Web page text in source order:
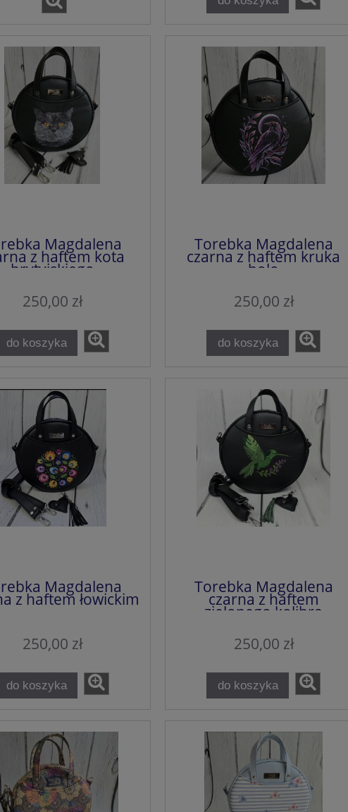
Magdalena
z haftem kota
brytyjskiego
250,00 zł
do koszyka
Torebka Magdalena
czarna z haftem kruka
holo
250,00 zł
do koszyka
Magdalena
z haftem łowickim
250,00 zł
do koszyka
Torebka Magdalena
czarna z haftem
zielonego kolibra
250,00 zł
do koszyka